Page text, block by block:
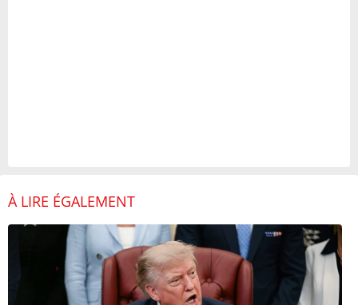
À LIRE ÉGALEMENT